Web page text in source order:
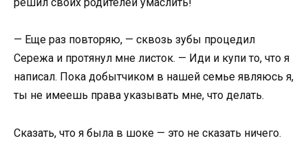
— Еще раз повторяю, — сквозь зубы процедил
Сережа и протянул мне листок. — Иди и купи то, что я
написал. Пока добытчиком в нашей семье являюсь я,
ты не имеешь права указывать мне, что делать.
Сказать, что я была в шоке — это не сказать ничего.